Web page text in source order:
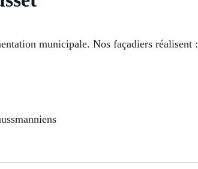
municipale. Nos façadiers réalisent :